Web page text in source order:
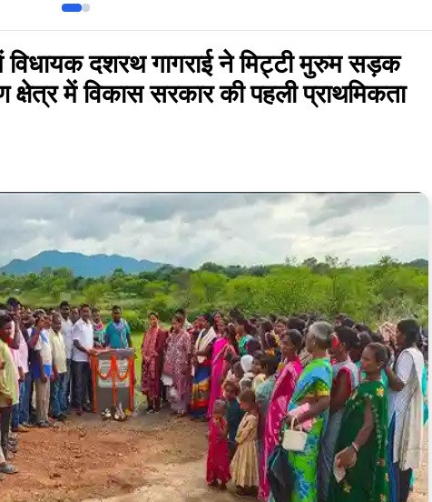
मुरुम सड़क का स्थानीय विधायक दशरथ गागराई ने विधिवत नारियल
को काफी परेशानियों की सामना करना पड़ता था। जो आज विधायक
पूरा हुआ। विधायक दशरथ गागराई का ग्रामीणों ने काफी गर्मजोशी के
जताया।